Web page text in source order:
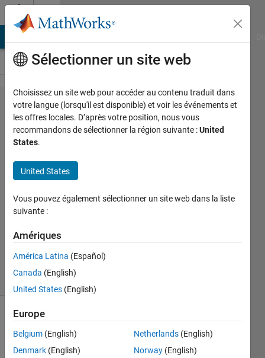
Passer au contenu
Problem
52824.
Easy
Sequences
31: N-N's
Sequence
Villamangca
16
1 likes
We
define
Sélectionner un site web
Choisissez un site web pour accéder au contenu traduit dans
votre langue (lorsqu'il est disponible) et voir les événements et
les offres locales. D’après votre position, nous vous
recommandons de sélectionner la région suivante :United
States.
United States
Vous pouvez également sélectionner un site web dans la liste
suivante :
Amériques
América Latina (Español)
Canada (English)
United States (English)
Europe
Belgium (English)
Denmark (English)
Netherlands (English)
Norway (English)